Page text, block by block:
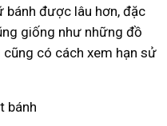
bánh được lâu hơn, đặc
giống như những đồ
cũng có cách xem hạn sử
bánh